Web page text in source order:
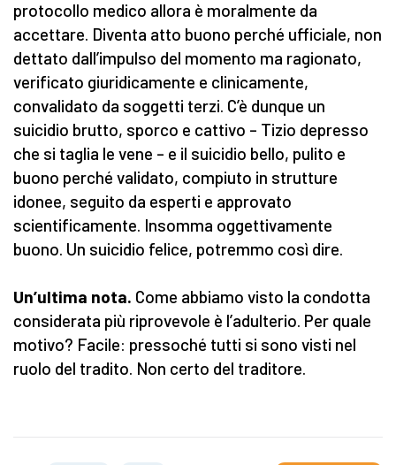
protocollo medico allora è moralmente da
accettare. Diventa atto buono perché ufficiale, non
dettato dall’impulso del momento ma ragionato,
verificato giuridicamente e clinicamente,
convalidato da soggetti terzi. C’è dunque un
suicidio brutto, sporco e cattivo – Tizio depresso
che si taglia le vene – e il suicidio bello, pulito e
buono perché validato, compiuto in strutture
idonee, seguito da esperti e approvato
scientificamente. Insomma oggettivamente
buono. Un suicidio felice, potremmo così dire.
Un’ultima nota. Come abbiamo visto la condotta
considerata più riprovevole è l’adulterio. Per quale
motivo? Facile: pressoché tutti si sono visti nel
ruolo del tradito. Non certo del traditore.